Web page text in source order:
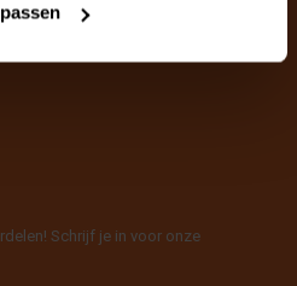
Schrijf je in voor onze